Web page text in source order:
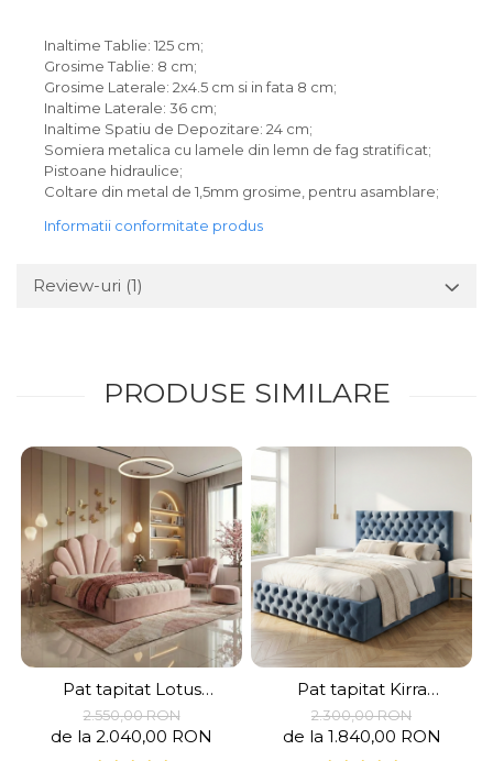
Inaltime Tablie: 125 cm;
Grosime Tablie: 8 cm;
Grosime Laterale: 2x4.5 cm si in fata 8 cm;
Inaltime Laterale: 36 cm;
Inaltime Spatiu de Depozitare: 24 cm;
Somiera metalica cu lamele din lemn de fag stratificat;
Pistoane hidraulice;
Coltare din metal de 1,5mm grosime, pentru asamblare;
Informatii conformitate produs
Review-uri (1)
PRODUSE SIMILARE
Pat tapitat Lotus
,140x200cm,somiera
metalica
2.550,00 RON
de la 2.040,00 RON
Pat tapitat Kirra
,160x200cm,somiera
metalica
2.300,00 RON
de la 1.840,00 RON